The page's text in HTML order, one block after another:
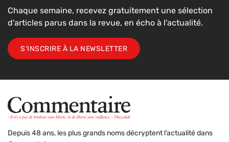
Chaque semaine, recevez gratuitement une sélection
d'articles parus dans la revue, en écho à l'actualité.
S'INSCRIRE À LA NEWSLETTER
Depuis 48 ans, les plus grands noms décryptent l’actualité dans